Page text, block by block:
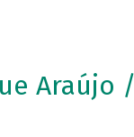
Araújo